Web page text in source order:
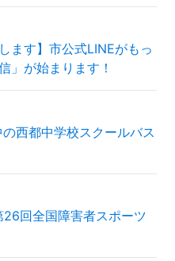
ます】市公式LINEがもっ
」が始まります！
西都中学校スクールバス
回全国障害者スポーツ